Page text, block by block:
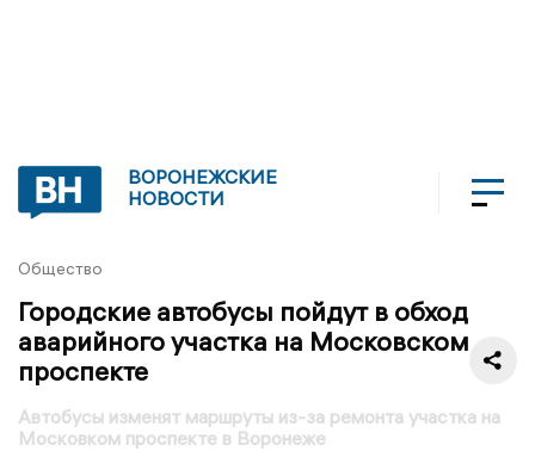
ВОРОНЕЖСКИЕ
НОВОСТИ
Общество
Городские автобусы пойдут в обход
аварийного участка на Московском
проспекте
Автобусы изменят маршруты из-за ремонта участка на
Московком проспекте в Воронеже